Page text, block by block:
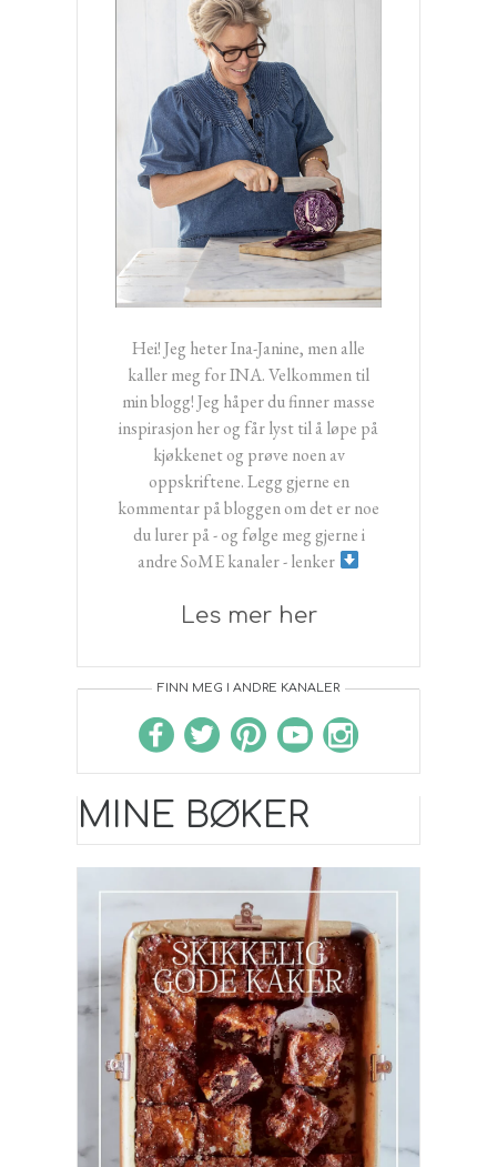
Hei! Jeg heter Ina-Janine, men alle
kaller meg for INA. Velkommen til
min blogg! Jeg håper du finner masse
inspirasjon her og får lyst til å løpe på
kjøkkenet og prøve noen av
oppskriftene. Legg gjerne en
kommentar på bloggen om det er noe
du lurer på - og følge meg gjerne i
andre SoME kanaler - lenker
Les mer her
FINN MEG I ANDRE KANALER
MINE BØKER